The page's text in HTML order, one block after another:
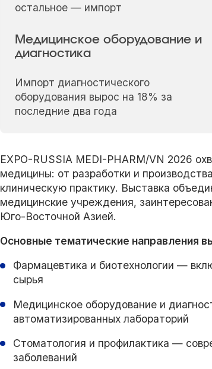
остальное — импорт
Медицинское оборудование и
диагностика
Импорт диагностического
оборудования вырос на 18% за
последние два года
EXPO-RUSSIA MEDI-PHARM/VN 2026
медицины: от разработки и
клиническую практику. Выставка
медицинские учреждения,
Юго-Восточной Азией.
Основные тематические направления
Фармацевтика и биотехнологии —
сырья
Медицинское оборудование и
автоматизированных лабораторий
Стоматология и профилактика —
заболеваний